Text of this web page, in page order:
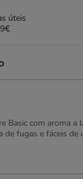
úteis
Basic com aroma a
de fugas e fáceis de